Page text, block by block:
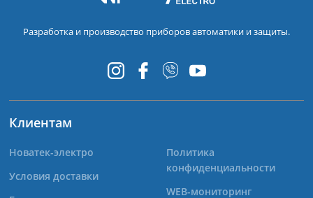
Разработка и производство приборов автоматики и защиты.
Клиентам
Новатек-электро
Условия доставки
Политика
конфиденциальности
WEB-мониторинг